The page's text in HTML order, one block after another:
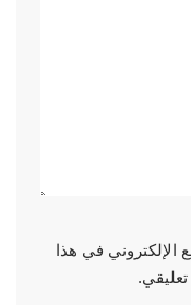
الإلكتروني في هذا